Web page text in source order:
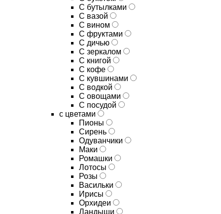
C бутылками
C вазой
C вином
C фруктами
C дичью
C зеркалом
C книгой
C кофе
C кувшинами
C водкой
C овощами
C посудой
с цветами
Пионы
Сирень
Одуванчики
Маки
Ромашки
Лотосы
Розы
Васильки
Ирисы
Орхидеи
Ландыши